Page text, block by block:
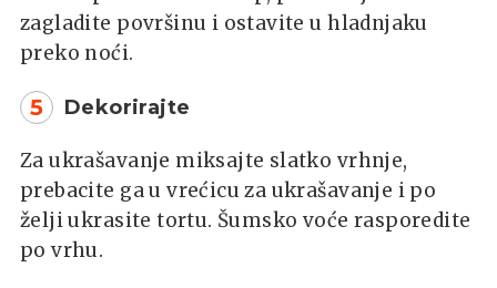
zagladite površinu i ostavite u hladnjaku
preko noći.
5 Dekorirajte
Za ukrašavanje miksajte slatko vrhnje,
prebacite ga u vrećicu za ukrašavanje i po
želji ukrasite tortu. Šumsko voće rasporedite
po vrhu.